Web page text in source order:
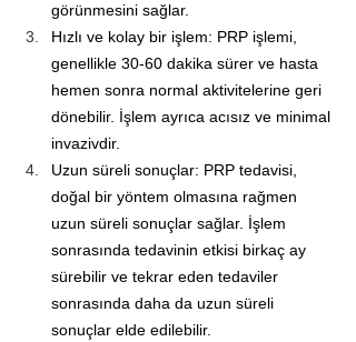
görünmesini sağlar.
Hızlı ve kolay bir işlem: PRP işlemi,
genellikle 30-60 dakika sürer ve hasta
hemen sonra normal aktivitelerine geri
dönebilir. İşlem ayrıca acısız ve minimal
invazivdir.
Uzun süreli sonuçlar: PRP tedavisi,
doğal bir yöntem olmasına rağmen
uzun süreli sonuçlar sağlar. İşlem
sonrasında tedavinin etkisi birkaç ay
sürebilir ve tekrar eden tedaviler
sonrasında daha da uzun süreli
sonuçlar elde edilebilir.